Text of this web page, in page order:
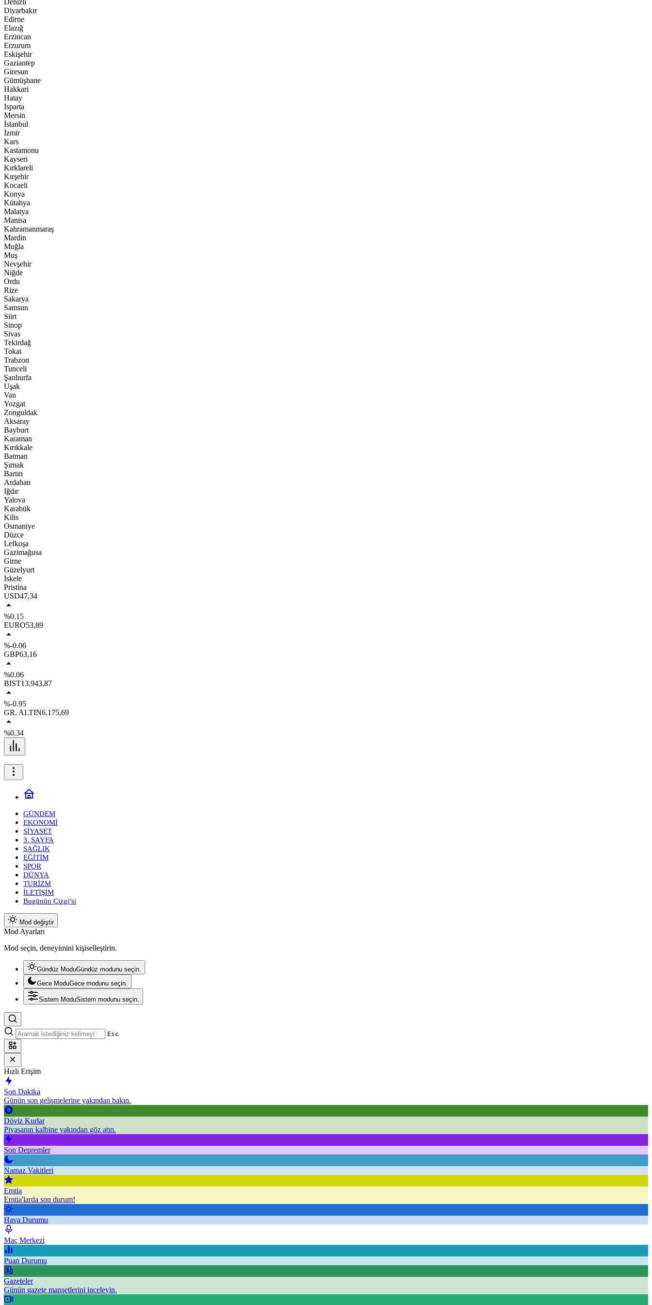
Denizli
Diyarbakır
Edirne
Elazığ
Erzincan
Erzurum
Eskişehir
Gaziantep
Giresun
Gümüşhane
Hakkari
Hatay
Isparta
Mersin
İstanbul
İzmir
Kars
Kastamonu
Kayseri
Kırklareli
Kırşehir
Kocaeli
Konya
Kütahya
Malatya
Manisa
Kahramanmaraş
Mardin
Muğla
Muş
Nevşehir
Niğde
Ordu
Rize
Sakarya
Samsun
Siirt
Sinop
Sivas
Tekirdağ
Tokat
Trabzon
Tunceli
Şanlıurfa
Uşak
Van
Yozgat
Zonguldak
Aksaray
Bayburt
Karaman
Kırıkkale
Batman
Şırnak
Bartın
Ardahan
Iğdır
Yalova
Karabük
Kilis
Osmaniye
Düzce
Lefkoşa
Gazimağusa
Girne
Güzelyurt
İskele
Pristina
USD47,34
%0.15
EURO53,89
%-0.06
GBP63,16
%0.06
BIST13.943,87
%-0.95
GR. ALTIN6.175,69
%0.34
GÜNDEM
EKONOMİ
SİYASET
3. SAYFA
SAĞLIK
EĞİTİM
SPOR
DÜNYA
TURİZM
İLETİŞİM
Bugünün Çizgi’si
Mod değiştir
Mod Ayarları
Mod seçin, deneyimini kişiselleştirin.
Gündüz ModuGündüz modunu seçin.
Gece ModuGece modunu seçin.
Sistem ModuSistem modunu seçin.
Esc
Hızlı Erişim
Son Dakika
Günün son gelişmelerine yakından bakın.
Döviz Kurlar
Piyasanın kalbine yakından göz atın.
Son Depremler
Namaz Vakitleri
Emtia
Emtia'larda son durum!
Hava Durumu
Maç Merkezi
Puan Durumu
Gazeteler
Günün gazete manşetlerini inceleyin.